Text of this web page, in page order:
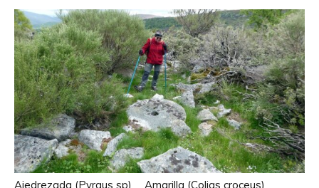
Ajedrezada (Pyrgus sp)
Amarilla (Colias croceus)